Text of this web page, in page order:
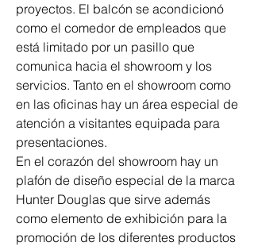
proyectos. El balcón se acondicionó
como el comedor de empleados que
está limitado por un pasillo que
comunica hacia el showroom y los
servicios. Tanto en el showroom como
en las oficinas hay un área especial de
atención a visitantes equipada para
presentaciones.
En el corazón del showroom hay un
plafón de diseño especial de la marca
Hunter Douglas que sirve además
como elemento de exhibición para la
promoción de los diferentes productos